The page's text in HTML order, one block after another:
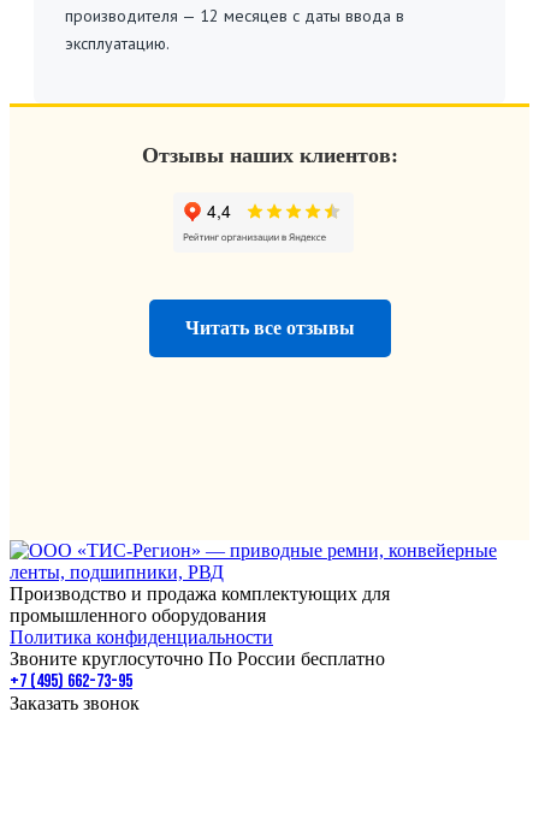
производителя — 12 месяцев с даты ввода в
эксплуатацию.
Отзывы наших клиентов:
Читать все отзывы
Производство и продажа комплектующих для
промышленного оборудования
Политика конфиденциальности
Звоните круглосуточно По России бесплатно
+7 (495) 662-73-95
Заказать звонок